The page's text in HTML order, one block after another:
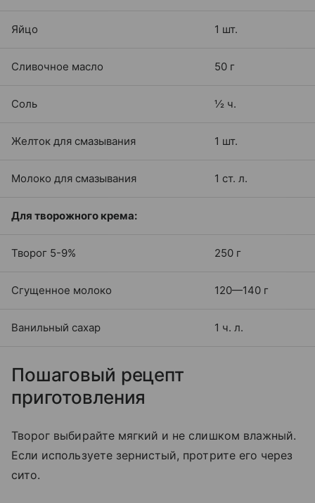
Яйцо 1 шт.
Сливочное масло 50 г
Соль ½ ч.
Желток для смазывания 1 шт.
Молоко для смазывания 1 ст. л.
Для творожного крема:
Творог 5-9% 250 г
Сгущенное молоко 120—140 г
Ванильный сахар 1 ч. л.
Пошаговый рецепт
приготовления
Творог выбирайте мягкий и не слишком влажный.
Если используете зернистый, протрите его через
сито.